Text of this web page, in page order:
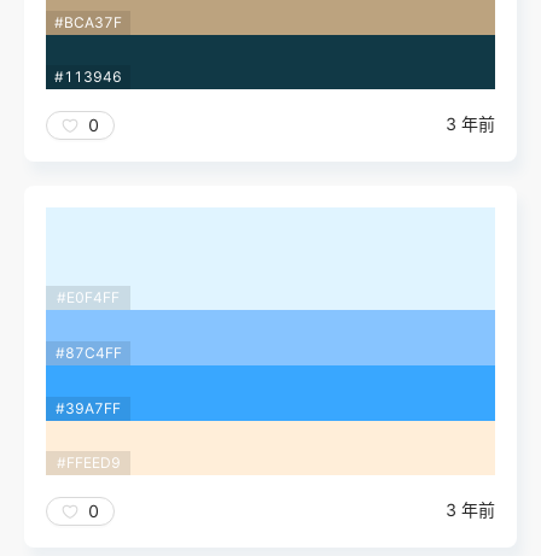
#BCA37F
#113946
0 3 年前
#E0F4FF
#87C4FF
#39A7FF
#FFEED9
0 3 年前